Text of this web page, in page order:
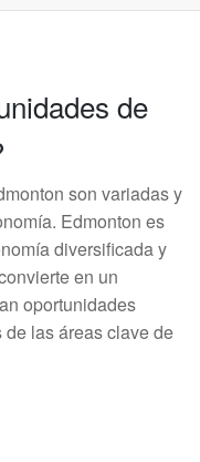
de
son variadas y
Edmonton es
diversificada y
en un
oportunidades
las áreas clave de